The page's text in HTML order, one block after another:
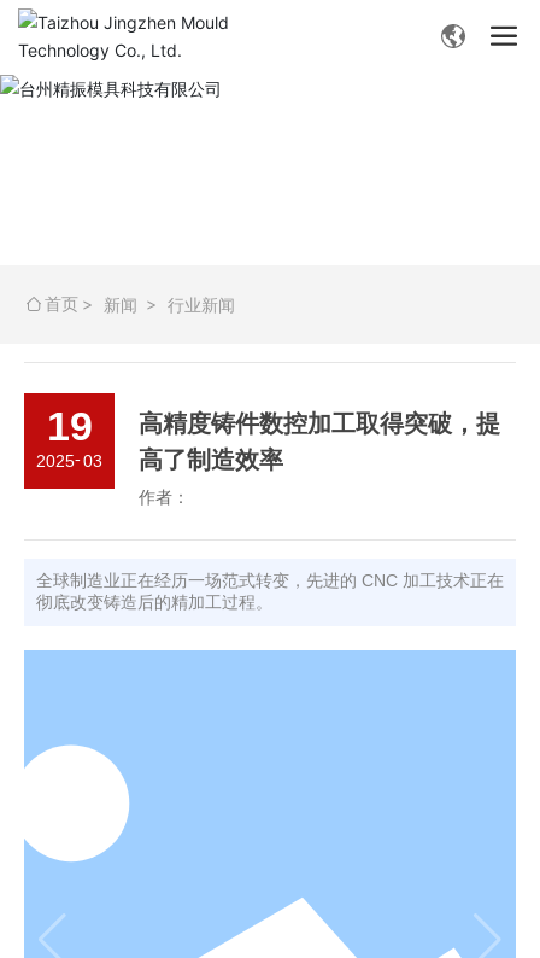
- 新闻资讯 -
首页 新闻 行业新闻
19
2025-03
高精度铸件数控加工取得突破，提
高了制造效率
作者：
全球制造业正在经历一场范式转变，先进的 CNC 加工技术正在
彻底改变铸造后的精加工过程。